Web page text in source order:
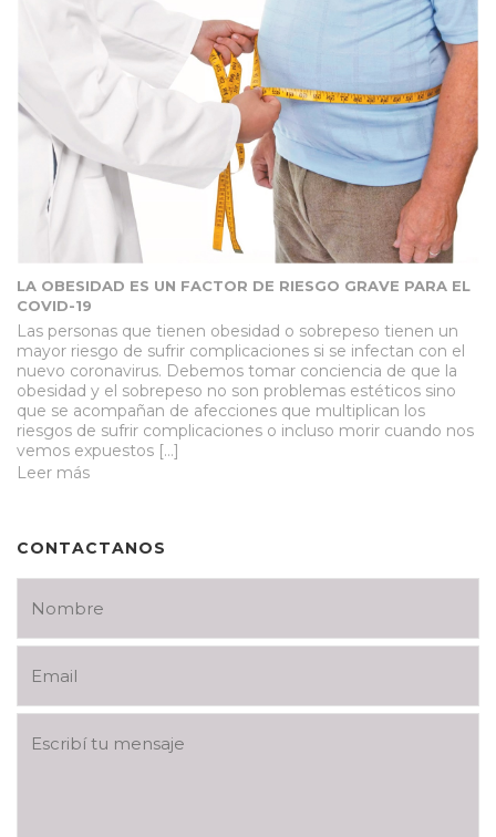
LA OBESIDAD ES UN FACTOR DE RIESGO GRAVE PARA EL
COVID-19
Las personas que tienen obesidad o sobrepeso tienen un
mayor riesgo de sufrir complicaciones si se infectan con el
nuevo coronavirus. Debemos tomar conciencia de que la
obesidad y el sobrepeso no son problemas estéticos sino
que se acompañan de afecciones que multiplican los
riesgos de sufrir complicaciones o incluso morir cuando nos
vemos expuestos […]
Leer más
CONTACTANOS